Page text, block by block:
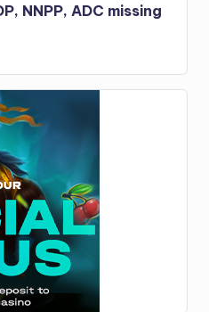
NNPP, ADC missing